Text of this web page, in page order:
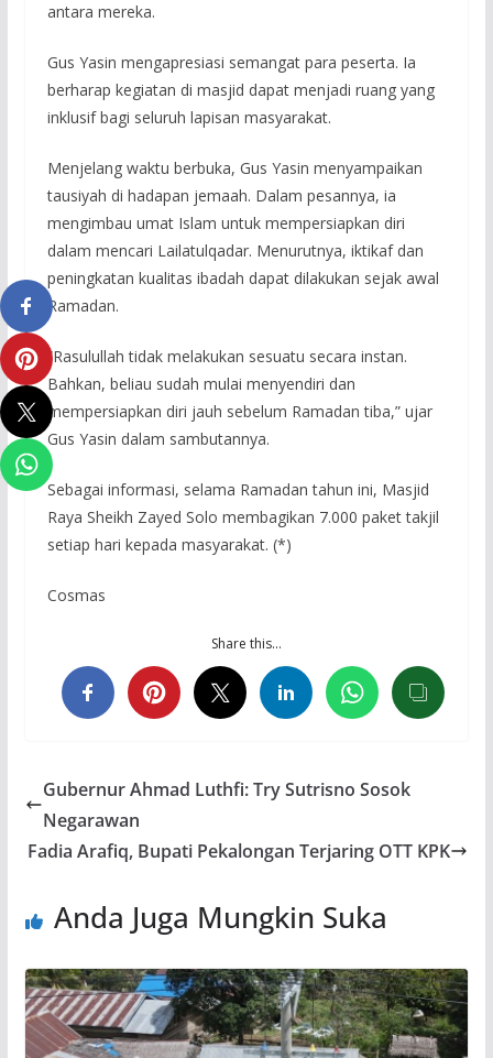
antara mereka.
Gus Yasin mengapresiasi semangat para peserta. Ia
berharap kegiatan di masjid dapat menjadi ruang yang
inklusif bagi seluruh lapisan masyarakat.
Menjelang waktu berbuka, Gus Yasin menyampaikan
tausiyah di hadapan jemaah. Dalam pesannya, ia
mengimbau umat Islam untuk mempersiapkan diri
dalam mencari Lailatulqadar. Menurutnya, iktikaf dan
peningkatan kualitas ibadah dapat dilakukan sejak awal
Ramadan.
“Rasulullah tidak melakukan sesuatu secara instan.
Bahkan, beliau sudah mulai menyendiri dan
mempersiapkan diri jauh sebelum Ramadan tiba,” ujar
Gus Yasin dalam sambutannya.
Sebagai informasi, selama Ramadan tahun ini, Masjid
Raya Sheikh Zayed Solo membagikan 7.000 paket takjil
setiap hari kepada masyarakat. (*)
Cosmas
Share this…
Gubernur Ahmad Luthfi: Try Sutrisno Sosok
Negarawan
Fadia Arafiq, Bupati Pekalongan Terjaring OTT KPK
Anda Juga Mungkin Suka